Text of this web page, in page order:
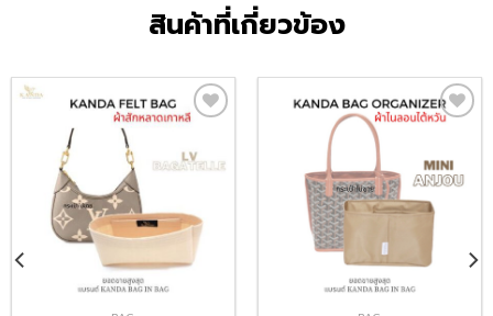
สินค้าที่เกี่ยวข้อง
to
wishlist wishlist